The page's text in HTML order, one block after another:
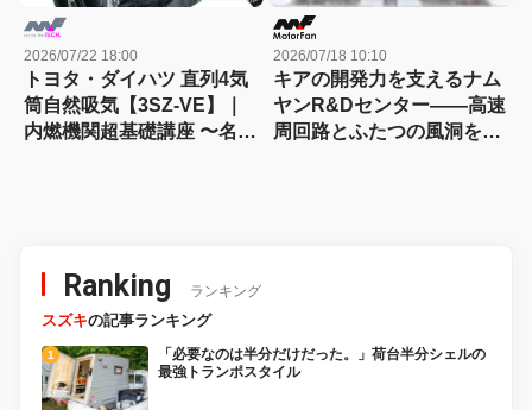
2026/07/22 18:00
トヨタ・ダイハツ 直列4気
筒自然吸気【3SZ-VE】｜
内燃機関超基礎講座 〜名作
2026/07/18 10:10
キアの開発力を支えるナム
ヤンR&Dセンター――高速
周回路とふたつの風洞を訪
Ranking ランキング
スズキの記事ランキング
「必要なのは半分だけだった。」荷台半分シェルの
最強トランポスタイル